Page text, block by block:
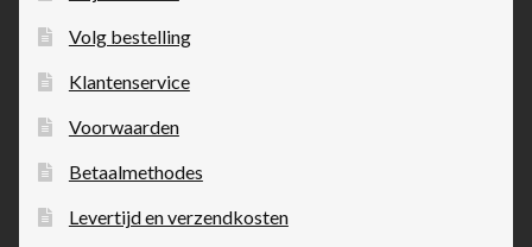
Volg bestelling
Klantenservice
Voorwaarden
Betaalmethodes
Levertijd en verzendkosten